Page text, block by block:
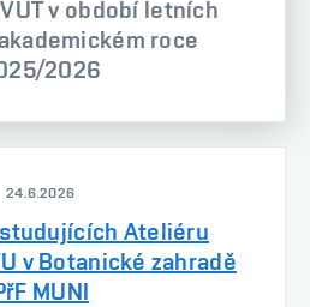
v období letních
roce
2026
24.6.2026
Ateliéru
v Botanické zahradě
MUNI